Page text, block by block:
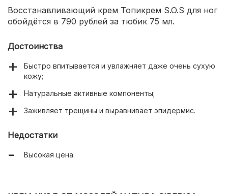
Восстанавливающий крем Топикрем S.O.S для ног
обойдётся в 790 рублей за тюбик 75 мл.
Достоинства
Быстро впитывается и увлажняет даже очень сухую
кожу;
Натуральные активные компоненты;
Заживляет трещины и выравнивает эпидермис.
Недостатки
Высокая цена.